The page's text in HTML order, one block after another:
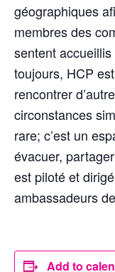
géographiques
membres des
sentent
toujours, HCP
rencontrer
circonstances
rare; c’est un
évacuer,
est piloté et
ambassadeurs
Add to